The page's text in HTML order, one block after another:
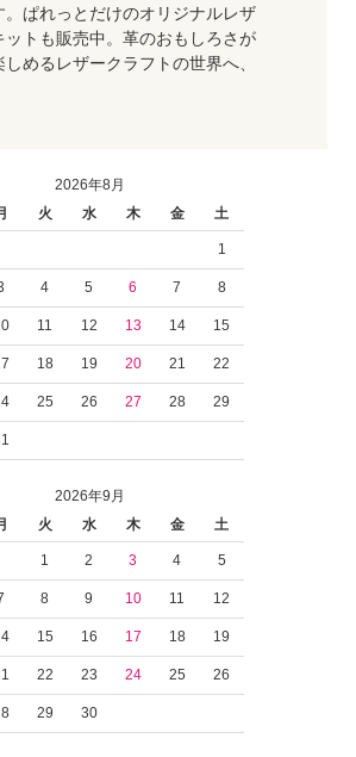
。ぱれっとだけのオリジナルレザ
ットも販売中。革のおもしろさが
めるレザークラフトの世界へ、
2026年8月
火 水 木 金 土
1
4 5 6 7 8
11 12 13 14 15
18 19 20 21 22
25 26 27 28 29
2026年9月
火 水 木 金 土
1 2 3 4 5
8 9 10 11 12
15 16 17 18 19
22 23 24 25 26
29 30